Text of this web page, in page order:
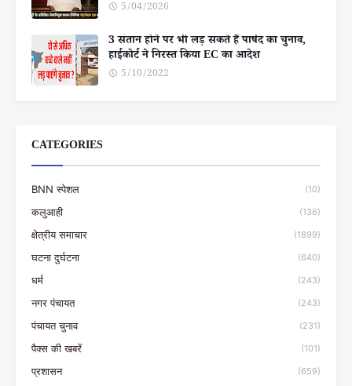
5/04/2026
3 संतान होने पर भी लड़ सकते हैं पार्षद का चुनाव,
हाईकोर्ट ने निरस्त किया EC का आदेश
5/10/2022
CATEGORIES
BNN स्पेशल (10)
कलुआही (136)
क्षेत्रीय समाचार (1899)
घटना दुर्घटना (640)
धर्म (243)
नगर पंचायत (243)
पंचायत चुनाव (231)
पैक्स की खबरें (101)
प्रशासन (659)